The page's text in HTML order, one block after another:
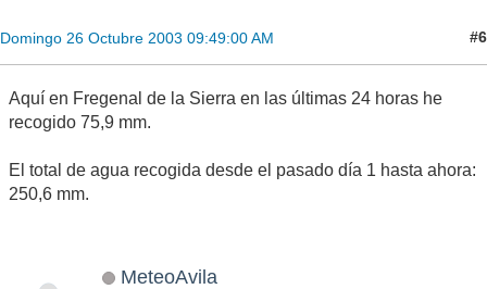
Domingo 26 Octubre 2003 09:49:00 AM #6
Aquí en Fregenal de la Sierra en las últimas 24 horas he
recogido 75,9 mm.
El total de agua recogida desde el pasado día 1 hasta ahora:
250,6 mm.
MeteoAvila